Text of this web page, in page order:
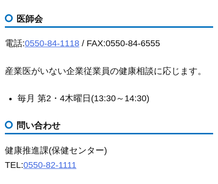
医師会
電話:0550-84-1118 / FAX:0550-84-6555
産業医がいない企業従業員の健康相談に応じます。
毎月 第2・4木曜日(13:30～14:30)
問い合わせ
健康推進課(保健センター)
TEL:0550-82-1111